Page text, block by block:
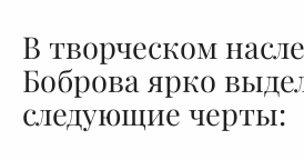
В творческом
Боброва ярко
следующие черты: